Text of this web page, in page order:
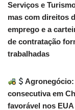
Serviços e
mas com direitos
emprego e a
de contratação
trabalhadas
Agronegócio:
consecutiva em
favorável nos